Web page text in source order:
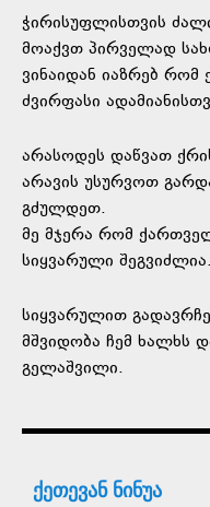
ჭირისუფლისთვის
მოაქვთ პირველად
ვინაიდან იაზრებ რომ
ძვირფასი
არასოდეს დაწვათ
არავის უსურვოთ
გძულდეთ.
მე მჯერა რომ
სიყვარული შეგვიძლია.
სიყვარულით
მშვიდობა ჩემ ხალხს
გელაშვილი.
ქეთევან ნინუა